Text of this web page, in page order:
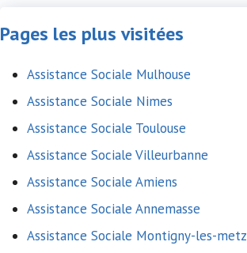
Pages les plus visitées
Assistance Sociale Mulhouse
Assistance Sociale Nimes
Assistance Sociale Toulouse
Assistance Sociale Villeurbanne
Assistance Sociale Amiens
Assistance Sociale Annemasse
Assistance Sociale Montigny-les-metz